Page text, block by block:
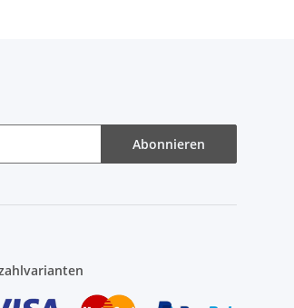
Abonnieren